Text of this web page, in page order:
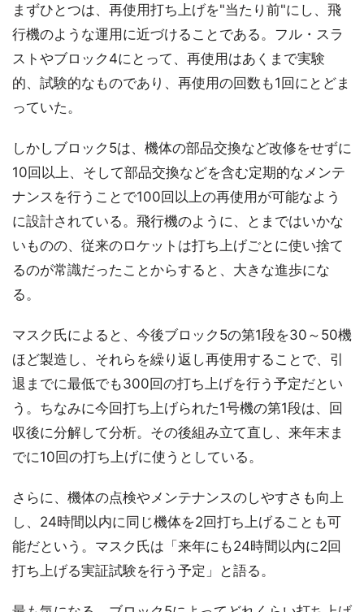
まずひとつは、再使用打ち上げを"当たり前"にし、飛
行機のような運用に近づけることである。フル・スラ
ストやブロック4にとって、再使用はあくまで実験
的、試験的なものであり、再使用の回数も1回にとどま
っていた。
しかしブロック5は、機体の部品交換など改修をせずに
10回以上、そして部品交換などを含む定期的なメンテ
ナンスを行うことで100回以上の再使用が可能なよう
に設計されている。飛行機のように、とまではいかな
いものの、従来のロケットは打ち上げごとに使い捨て
るのが常識だったことからすると、大きな進歩にな
る。
マスク氏によると、今後ブロック5の第1段を30～50機
ほど製造し、それらを繰り返し再使用することで、引
退までに最低でも300回の打ち上げを行う予定だとい
う。ちなみに今回打ち上げられた1号機の第1段は、回
収後に分解して分析。その後組み立て直し、来年末ま
でに10回の打ち上げに使うとしている。
さらに、機体の点検やメンテナンスのしやすさも向上
し、24時間以内に同じ機体を2回打ち上げることも可
能だという。マスク氏は「来年にも24時間以内に2回
打ち上げる実証試験を行う予定」と語る。